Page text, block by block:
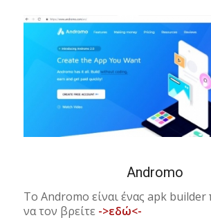
Andromo
To Andromo είναι ένας apk builder
να τον βρείτε ->εδώ<-